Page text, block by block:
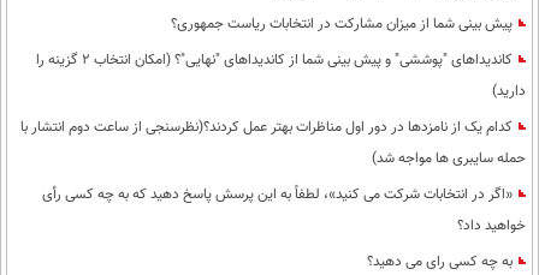
پیش بینی شما از میزان مشارکت در انتخابات ریاست جمهوری؟
کاندیداهای "پوششی" و پیش بینی شما از کاندیداهای "نهایی"؟ (امکان انتخاب 2 گزینه را
دارید)
کدام یک از نامزدها در دور اول مناظرات بهتر عمل کردند؟(نظرسنجی از ساعت دوم انتشار با
حمله سایبری ها مواجه شد)
«اگر در انتخابات شرکت می کنید»، لطفاً به این پرسش پاسخ دهید که به چه کسی رأی
خواهید داد؟
به چه کسی رای می دهید؟